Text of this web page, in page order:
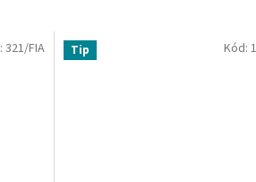
321/FIA Tip Kód: